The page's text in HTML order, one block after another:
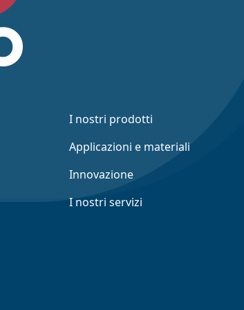
I nostri prodotti
Applicazioni e materiali
Innovazione
I nostri servizi